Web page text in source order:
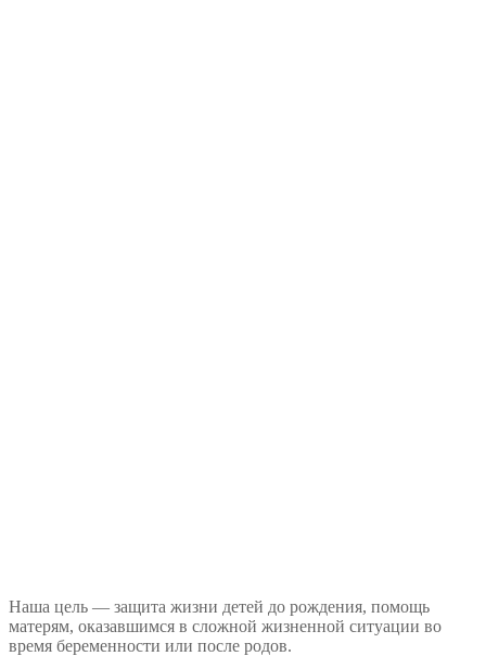
Наша цель — защита жизни детей до рождения, помощь
матерям, оказавшимся в сложной жизненной ситуации во
время беременности или после родов.